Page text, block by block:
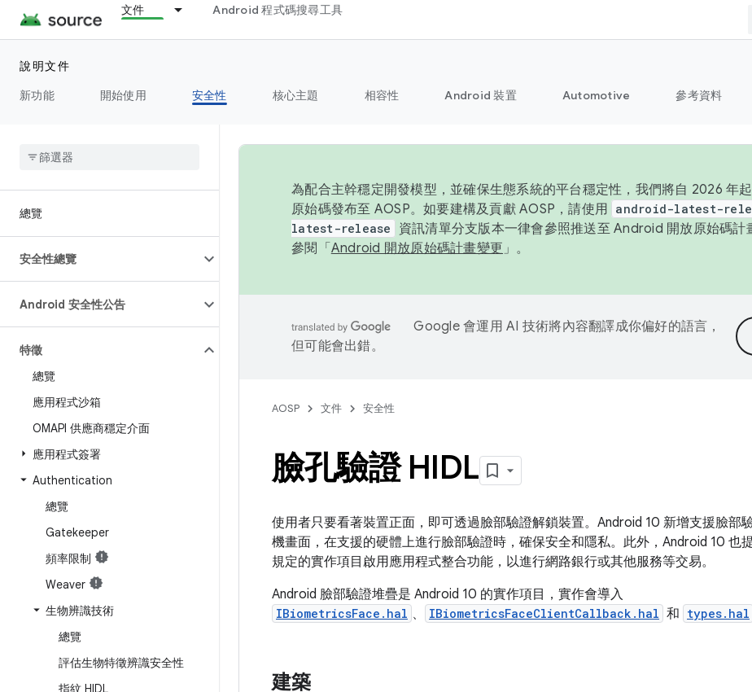
文件 Android 程式碼搜尋工具
說明文件
新功能
開始使用 安全性 核心主題 相容性 Android 裝置 Automotive 參考資料
總覽
安全性總覽
Android 安全性公告
特徵
總覽
應用程式沙箱
OMAPI 供應商穩定介面
應用程式簽署
Authentication
總覽
Gatekeeper
頻率限制
Weaver
生物辨識技術
總覽
評估生物特徵辨識安全性
指紋 HIDL
為配合主幹穩定開發模型，並確保生態系統的平台穩定性，我們將自 2026 年
原始碼發布至 AOSP。如要建構及貢獻 AOSP，請使用 android-latest-
latest-release
資訊清單分支版本一律會參照推送至 Android 開放原始碼計
參閱「 Android 開放原始碼計畫變更 」。
Google 會運用 AI 技術將內容翻譯成你偏好的語言，
但可能會出錯。
AOSP 文件 安全性
臉孔驗證 HIDL
使用者只要看著裝置正面，即可透過臉部驗證解鎖裝置。Android 10 新增支援臉部
機畫面，在支援的硬體上進行臉部驗證時，確保安全和隱私。此外，Android 10 也
規定的實作項目啟用應用程式整合功能，以進行網路銀行或其他服務等交易。
Android 臉部驗證堆疊是 Android 10 的實作項目，實作會導入
IBiometricsFace.hal 、 IBiometricsFaceClientCallback.hal 和 types.hal
建築